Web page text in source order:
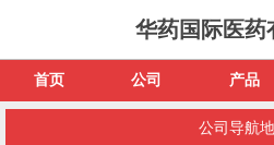
华药国际医药
首页 公司 产品
公司导航